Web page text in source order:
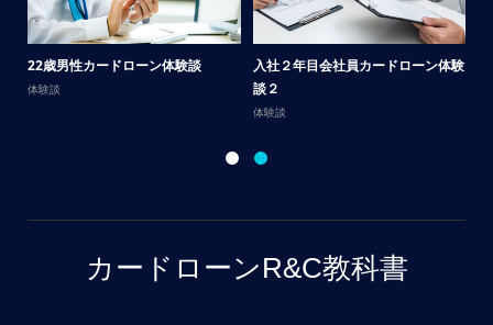
22歳男性カードローン体験談
体験談
入社２年目会社員カードローン体験
談２
体験談
カードローンR&C教科書